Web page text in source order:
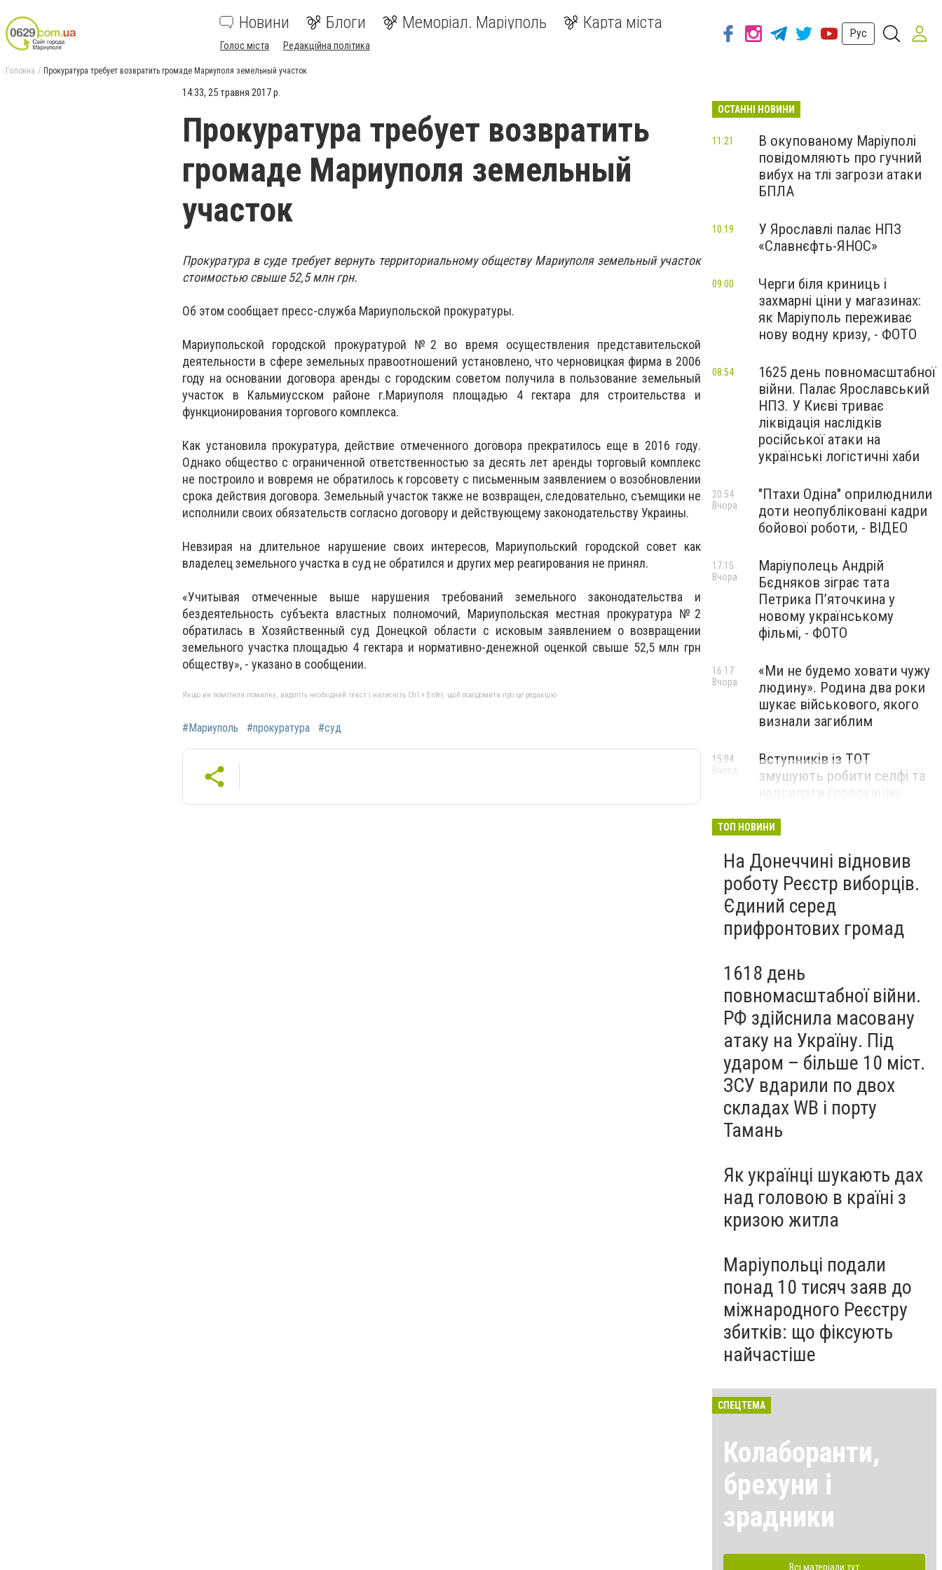
Новини Блоги Меморіал. Маріуполь Карта міста
Голос міста Редакційна політика
Рус
Головна Прокуратура требует возвратить громаде Мариуполя земельный участок
14:33, 25 травня 2017 р.
Прокуратура требует возвратить
громаде Мариуполя земельный
участок
Прокуратура в суде требует вернуть территориальному обществу Мариуполя земельный участок
стоимостью свыше 52,5 млн грн.
Об этом сообщает пресс-служба Мариупольской прокуратуры.
Мариупольской городской прокуратурой №2 во время осуществления представительской
деятельности в сфере земельных правоотношений установлено, что черновицкая фирма в 2006
году на основании договора аренды с городским советом получила в пользование земельный
участок в Кальмиусском районе г.Мариуполя площадью 4 гектара для строительства и
функционирования торгового комплекса.
Как установила прокуратура, действие отмеченного договора прекратилось еще в 2016 году.
Однако общество с ограниченной ответственностью за десять лет аренды торговый комплекс
не построило и вовремя не обратилось к горсовету с письменным заявлением о возобновлении
срока действия договора. Земельный участок также не возвращен, следовательно, съемщики не
исполнили своих обязательств согласно договору и действующему законодательству Украины.
Невзирая на длительное нарушение своих интересов, Мариупольский городской совет как
владелец земельного участка в суд не обратился и других мер реагирования не принял.
«Учитывая отмеченные выше нарушения требований земельного законодательства и
бездеятельность субъекта властных полномочий, Мариупольская местная прокуратура №2
обратилась в Хозяйственный суд Донецкой области с исковым заявлением о возвращении
земельного участка площадью 4 гектара и нормативно-денежной оценкой свыше 52,5 млн грн
обществу», - указано в сообщении.
Якщо ви помітили помилку, виділіть необхідний текст і натисніть Ctrl + Enter, щоб повідомити про це редакцію
#Мариуполь #прокуратура #суд
ОСТАННІ НОВИНИ
В окупованому Маріуполі
повідомляють про гучний
вибух на тлі загрози атаки
БПЛА
11:21
У Ярославлі палає НПЗ
«Славнєфть-ЯНОС»
10:19
Черги біля криниць і
захмарні ціни у магазинах:
як Маріуполь переживає
нову водну кризу, - ФОТО
09:00
1625 день повномасштабної
війни. Палає Ярославський
НПЗ. У Києві триває
ліквідація наслідків
російської атаки на
українські логістичні хаби
08:54
"Птахи Одіна" оприлюднили
доти неопубліковані кадри
бойової роботи, - ВІДЕО
20:54
Вчора
Маріуполець Андрій
Бєдняков зіграє тата
Петрика П’яточкина у
новому українському
фільмі, - ФОТО
17:15
Вчора
«Ми не будемо ховати чужу
людину». Родина два роки
шукає військового, якого
визнали загиблим
16:17
Вчора
Вступників із ТОТ
змушують робити селфі та
до МОН
15:04
Вчора
ТОП НОВИНИ
На Донеччині відновив
роботу Реєстр виборців.
Єдиний серед
прифронтових громад
1618 день
повномасштабної війни.
РФ здійснила масовану
атаку на Україну. Під
ударом – більше 10 міст.
ЗСУ вдарили по двох
складах WB і порту
Тамань
Як українці шукають дах
над головою в країні з
кризою житла
Маріупольці подали
понад 10 тисяч заяв до
міжнародного Реєстру
збитків: що фіксують
найчастіше
СПЕЦТЕМА
Колаборанти,
брехуни і
зрадники
Всі матеріали тут